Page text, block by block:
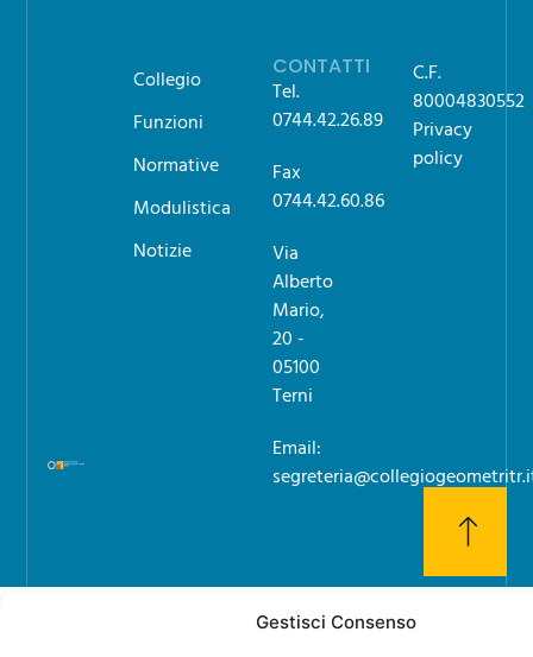
Gestisci Consenso
Collegio
Funzioni
Normative
Modulistica
Notizie
CONTATTI
Tel.
0744.42.26.89
Fax
0744.42.60.86
Via
Alberto
Mario,
20 -
05100
Terni
Email:
C.F.
80004830552
Privacy
policy